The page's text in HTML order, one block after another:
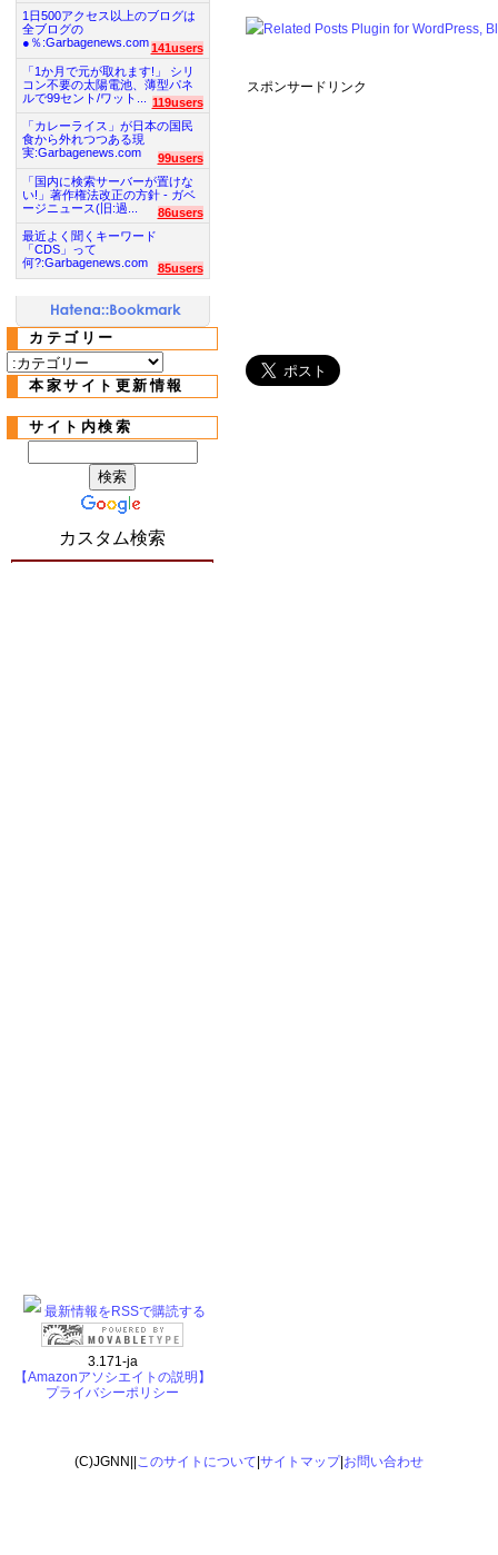
スポンサードリンク
1日500アクセス以上のブログは
全ブログの
●％:Garbagenews.com 141users
「1か月で元が取れます!」 シリ
コン不要の太陽電池、薄型パネ
ルで99セント/ワット...
119users
「カレーライス」が日本の国民
食から外れつつある現
実:Garbagenews.com
99users
「国内に検索サーバーが置けな
い!」著作権法改正の方針 - ガベ
ージニュース(旧:過...
86users
最近よく聞くキーワード
「CDS」って
何?:Garbagenews.com
85users
カテゴリー
本家サイト更新情報
サイト内検索
カスタム検索
最新情報をRSSで購読する
3.171-ja
【Amazonアソシエイトの説明】
プライバシーポリシー
(C)JGNN|| このサイトについて サイトマップ| お問い合わせ